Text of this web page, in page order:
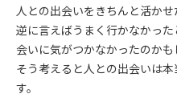
人との出会いをきちんと活かせ
逆に言えばうまく行かなかっ
会いに気がつかなかったのかも
そう考えると人との出会いは
す。